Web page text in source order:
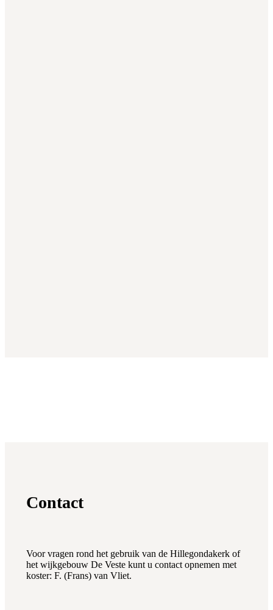
Contact
Voor vragen rond het gebruik van de Hillegondakerk of
het wijkgebouw De Veste kunt u contact opnemen met
koster: F. (Frans) van Vliet.